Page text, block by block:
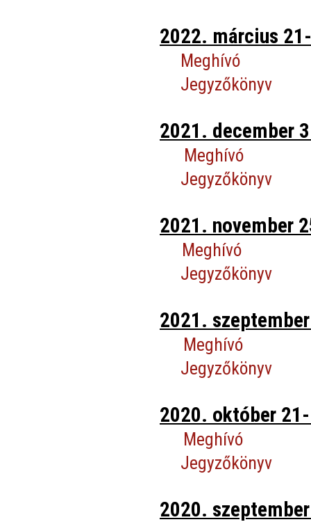
2022. március
Meghívó
Jegyzőkönyv
2021. december
Meghívó
Jegyzőkönyv
2021. november
Meghívó
Jegyzőkönyv
2021.
Meghívó
Jegyzőkönyv
2020. október
Meghívó
Jegyzőkönyv
2020.